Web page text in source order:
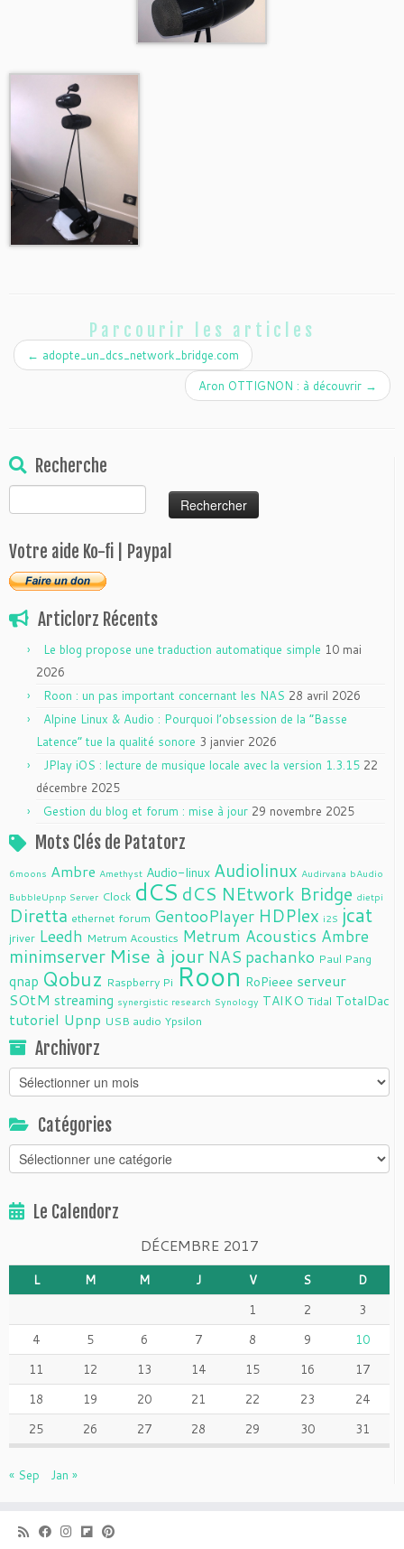
Parcourir les articles
← adopte_un_dcs_network_bridge.com
Aron OTTIGNON : à découvrir →
Recherche
Votre aide Ko-fi | Paypal
Articlorz Récents
Le blog propose une traduction automatique simple 10 mai
2026
Roon : un pas important concernant les NAS 28 avril 2026
Alpine Linux & Audio : Pourquoi l’obsession de la “Basse
Latence” tue la qualité sonore 3 janvier 2026
JPlay iOS : lecture de musique locale avec la version 1.3.15 22
décembre 2025
Gestion du blog et forum : mise à jour 29 novembre 2025
Mots Clés de Patatorz
6moons Ambre Amethyst Audio-linux Audiolinux Audirvana bAudio
BubbleUpnp Server Clock dCS dCS NEtwork Bridge dietpi
Diretta ethernet forum GentooPlayer HDPlex i2S jcat
jriver Leedh Metrum Acoustics Metrum Acoustics Ambre
minimserver Mise à jour NAS pachanko Paul Pang
qnap Qobuz Raspberry Pi Roon RoPieee serveur
SOtM streaming synergistic research Synology TAIKO Tidal TotalDac
tutoriel Upnp USB audio Ypsilon
Archivorz
Archivorz
Catégories
Catégories
Le Calendorz
DÉCEMBRE 2017
L M M J V S
D
1
2
3
4
5 6 7 8 9
10
11
12 13 14 15 16
17
18
19 20 21 22 23
24
25
26 27 28 29 30 31
« Sep Jan »